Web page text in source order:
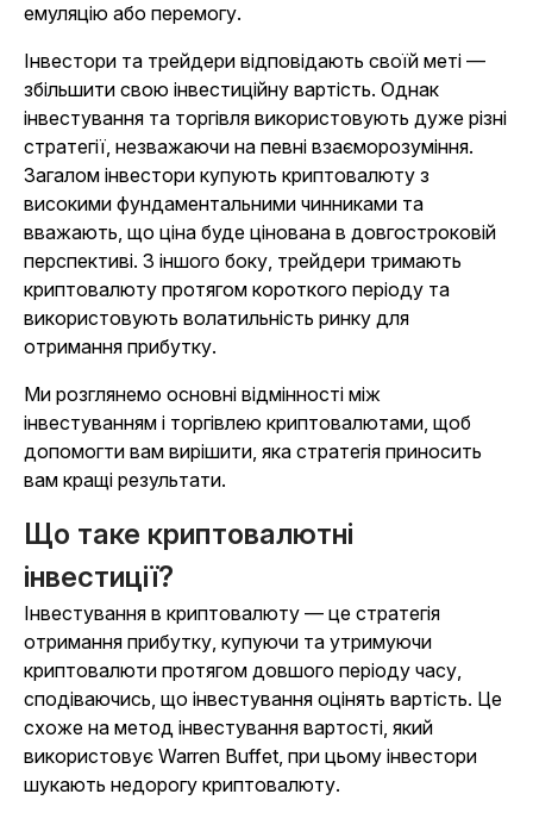
емуляцію або перемогу.
Інвестори та трейдери відповідають своїй меті —
збільшити свою інвестиційну вартість. Однак
інвестування та торгівля використовують дуже різні
стратегії, незважаючи на певні взаєморозуміння.
Загалом інвестори купують криптовалюту з
високими фундаментальними чинниками та
вважають, що ціна буде цінована в довгостроковій
перспективі. З іншого боку, трейдери тримають
криптовалюту протягом короткого періоду та
використовують волатильність ринку для
отримання прибутку.
Ми розглянемо основні відмінності між
інвестуванням і торгівлею криптовалютами, щоб
допомогти вам вирішити, яка стратегія приносить
вам кращі результати.
Що таке криптовалютні
інвестиції?
Інвестування в криптовалюту — це стратегія
отримання прибутку, купуючи та утримуючи
криптовалюти протягом довшого періоду часу,
сподіваючись, що інвестування оцінять вартість. Це
схоже на метод інвестування вартості, який
використовує Warren Buffet, при цьому інвестори
шукають недорогу криптовалюту.